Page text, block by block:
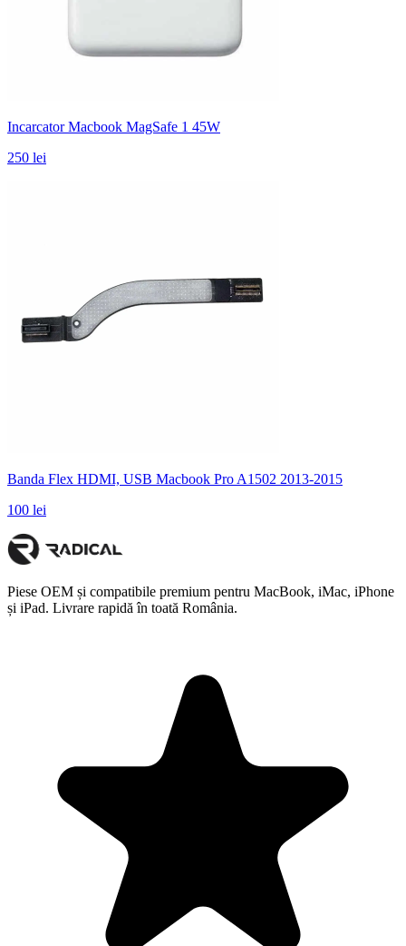
Incarcator Macbook MagSafe 1 45W
250 lei
Banda Flex HDMI, USB Macbook Pro A1502 2013-2015
100 lei
Piese OEM și compatibile premium pentru MacBook, iMac, iPhone
și iPad. Livrare rapidă în toată România.